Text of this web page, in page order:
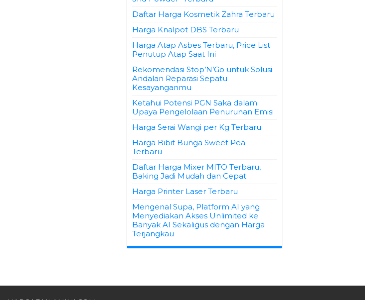
Daftar Harga Kosmetik Zahra Terbaru
Harga Knalpot DBS Terbaru
Harga Atap Asbes Terbaru, Price List
Penutup Atap Saat Ini
Rekomendasi Stop’N’Go untuk Solusi
Andalan Reparasi Sepatu
Kesayanganmu
Ketahui Potensi PGN Saka dalam
Upaya Pengelolaan Penurunan Emisi
Harga Serai Wangi per Kg Terbaru
Harga Bibit Bunga Sweet Pea
Terbaru
Daftar Harga Mixer MITO Terbaru,
Baking Jadi Mudah dan Cepat
Harga Printer Laser Terbaru
Mengenal Supa, Platform AI yang
Menyediakan Akses Unlimited ke
Banyak AI Sekaligus dengan Harga
Terjangkau